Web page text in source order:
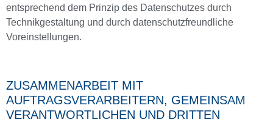
entsprechend dem Prinzip des Datenschutzes durch
Technikgestaltung und durch datenschutzfreundliche
Voreinstellungen.
ZUSAMMENARBEIT MIT
AUFTRAGSVERARBEITERN, GEMEINSAM
VERANTWORTLICHEN UND DRITTEN